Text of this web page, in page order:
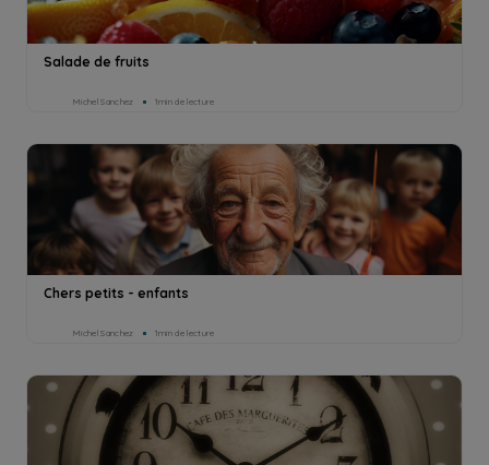
Salade de fruits
Michel Sanchez 1min de lecture
Chers petits - enfants
Michel Sanchez 1min de lecture